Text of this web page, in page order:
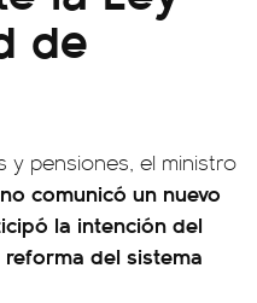
de
y pensiones, el ministro
comunicó un nuevo
la intención del
del sistema